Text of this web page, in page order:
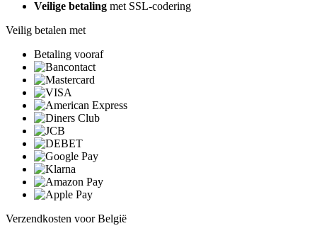
Veilige betaling met SSL-codering
Veilig betalen met
Betaling vooraf
Verzendkosten voor België